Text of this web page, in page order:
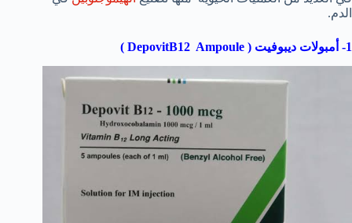
الدم.
1- أمبولات ديبوفيت ( DepovitB12 Ampoule )